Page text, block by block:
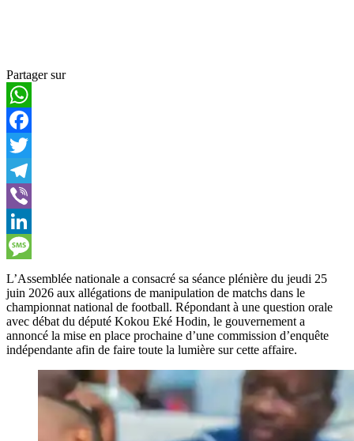
Partager sur
WhatsApp
Facebook
Twitter
Telegram
Viber
LinkedIn
Message
L’Assemblée nationale a consacré sa séance plénière du jeudi 25
juin 2026 aux allégations de manipulation de matchs dans le
championnat national de football. Répondant à une question orale
avec débat du député Kokou Eké Hodin, le gouvernement a
annoncé la mise en place prochaine d’une commission d’enquête
indépendante afin de faire toute la lumière sur cette affaire.